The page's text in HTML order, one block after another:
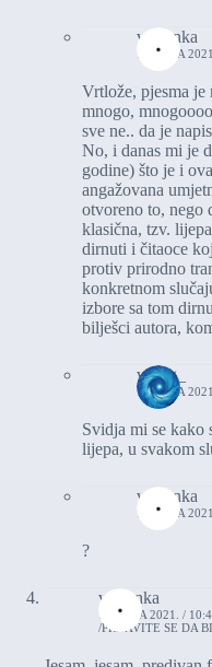
vasionka
10. JULA
Vrtlože, pjesma
mnogo,
sve ne.. da je
No, i danas mi je
godine) što je i
angažovana
otvoreno to, nego
klasična, tzv.
dirnuti i čitaoce
protiv prirodno
konkretnom
izbore sa tom
bilješci autora,
vrtlog_
10. JULA
Svidja mi se kako
lijepa, u svakom
vasionka
10. JULA
?
vasionka
10. JULA 2021. /
PRIJAVITE SE DA